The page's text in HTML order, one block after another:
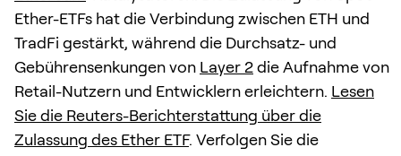
Ether-ETFs hat die Verbindung zwischen ETH und
TradFi gestärkt, während die Durchsatz- und
Gebührensenkungen von Layer 2die Aufnahme von
Retail-Nutzern und Entwicklern erleichtern. Lesen
Sie die Reuters-Berichterstattung über die
Zulassung des Ether ETF. Verfolgen Sie die